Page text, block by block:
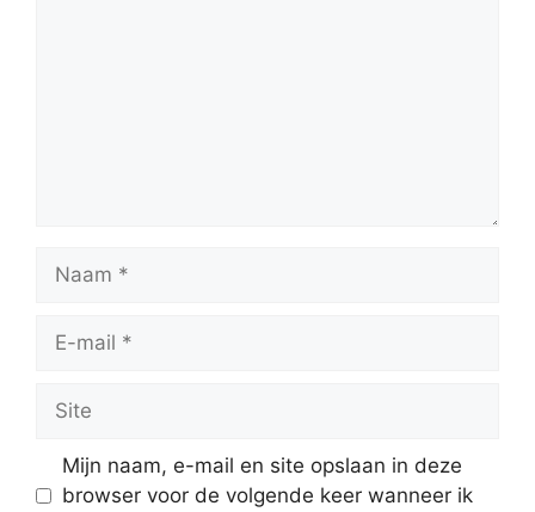
Naam
Site
Mijn naam, e-mail en site opslaan in deze
browser voor de volgende keer wanneer ik